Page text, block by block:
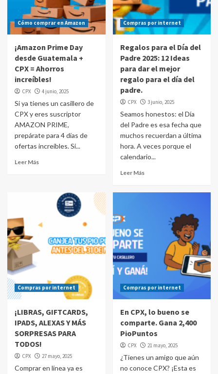
Cómo comprar en Amazon
¡Amazon Prime Day
desde Guatemala +
CPX = Ahorros
increíbles!
CPX 4 junio, 2025
Si ya tienes un casillero de
CPX y eres suscriptor
AMAZON PRIME,
prepárate para 4 días de
ofertas increíbles. Si...
Leer Más
Compras por internet
Regalos para el Día del
Padre 2025: 12 Ideas
para dar el mejor
regalo para el día del
padre.
CPX 3 junio, 2025
Seamos honestos: el Día
del Padre es esa fecha que
muchos recuerdan a última
hora. A veces porque el
calendario...
Leer Más
Compras por internet
¡LIBRAS, GIFTCARDS,
IPADS, ALEXAS Y MÁS
SORPRESAS PARA
TODOS!
CPX 27 mayo, 2025
Comprar en línea ya es
Compras por internet
En CPX, lo bueno se
comparte. Gana 2,400
PioPuntos
CPX 21 mayo, 2025
¿Tienes un amigo que aún
no conoce CPX? ¡Esta es